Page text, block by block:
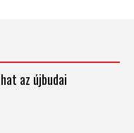
az újbudai